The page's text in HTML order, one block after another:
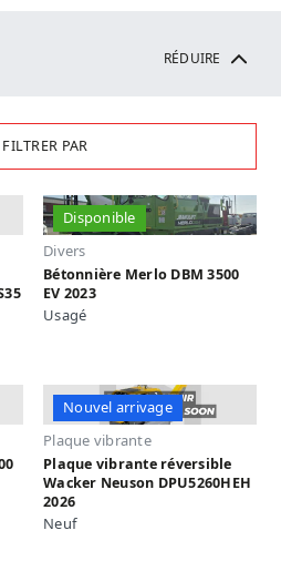
RÉDUIRE
FILTRER PAR
Disponible
Divers
Bétonnière Merlo DBM 3500
EV 2023
Usagé
Nouvel arrivage
Plaque vibrante
Plaque vibrante réversible
Wacker Neuson DPU5260HEH
2026
Neuf